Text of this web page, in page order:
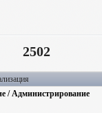
2502
/ Администрирование